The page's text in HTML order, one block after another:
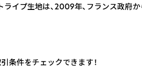
プ生地は、2009年、フランス政府から
条件をチェックできます！